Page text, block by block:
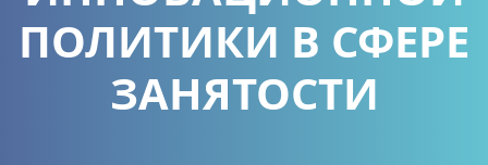
ПОЛИТИКИ В СФЕРЕ
ЗАНЯТОСТИ